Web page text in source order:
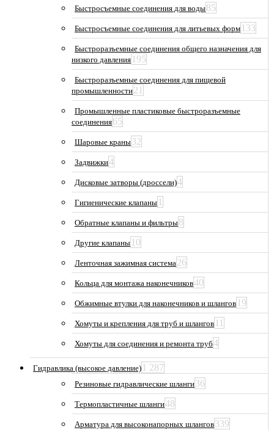
Быстросъемные соединения для воды85
Быстросъемные соединения для литьевых форм 133
Быстроразъемные соединения общего назначения для
низкого давления 195
Быстроразъемные соединения для пищевой
промышленности21
Промышленные пластиковые быстроразъемные
соединения65
Шаровые краны32
Задвижки4
Дисковые затворы (дроссели)4
Гигиенические клапаны 1
Обратные клапаны и фильтры8
Другие клапаны 10
Ленточная зажимная система26
Кольца для монтажа наконечников40
Обжимные втулки для наконечников и шлангов 19
Хомуты и крепления для труб и шлангов 11
Хомуты для соединения и ремонта труб4
Гидравлика (высокое давление) 1 287
Резиновые гидравлические шланги36
Термопластичные шланги48
Арматура для высоконапорных шлангов339